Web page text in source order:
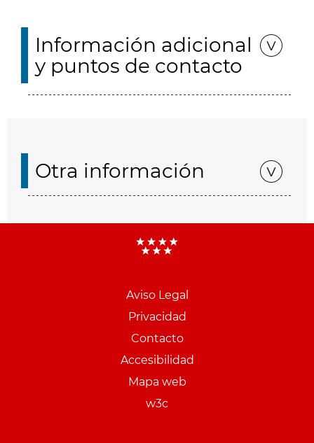
Información adicional
y puntos de contacto
Otra información
Aviso Legal
Privacidad
Contacto
Accesibilidad
Mapa web
w3c